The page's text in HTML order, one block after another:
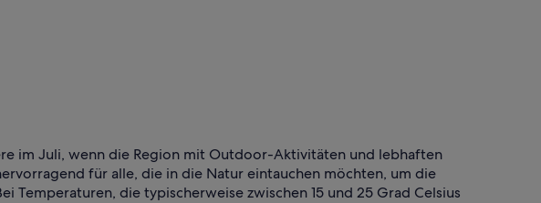
im Juli, wenn die Region mit Outdoor-Aktivitäten und lebhaften
für alle, die in die Natur eintauchen möchten, um die
die typischerweise zwischen 15 und 25 Grad Celsius